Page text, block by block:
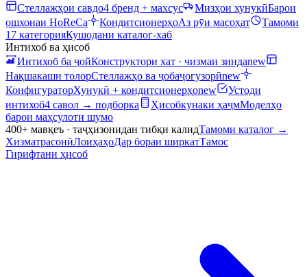
Стеллажҳои савдо4 бренд + махсус Мизҳои хунукӣБарои
ошхонаи HoReCa
КондитсионерҳоАз рӯи масоҳат
Тамоми
17 категорияКушодани каталог-хаб
Интихоб ва ҳисоб
Интихоб ба ҷойКонструктори хат · чизмаи зиндаnew
Нақшакаши толорСтеллажҳо ва ҷобаҷогузорӣnew
КонфигураторХунукӣ + кондитсионерҳоnew
Устоди
интихоб4 савол → подборка Ҳисобкунаки ҳаҷмМоделҳо
барои маҳсулоти шумо
400+ мавқеъ · таҷҳизонидан тибқи калидТамоми каталог →
ХизматрасонӣЛоиҳаҳоДар бораи ширкатТамос
Гирифтани ҳисоб